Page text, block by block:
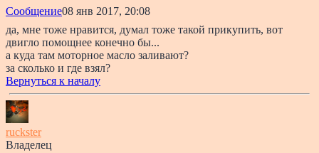
Сообщение08 янв 2017, 20:08
да, мне тоже нравится, думал тоже такой прикупить, вот
двигло помощнее конечно бы...
а куда там моторное масло заливают?
за сколько и где взял?
Вернуться к началу
ruckster
Владелец